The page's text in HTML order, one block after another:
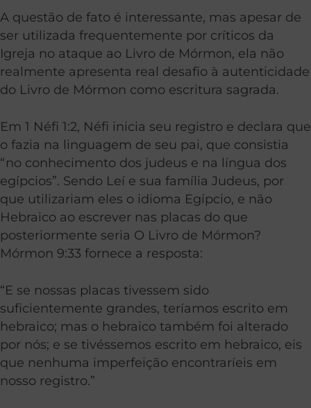
A questão de fato é interessante, mas apesar de
ser utilizada frequentemente por críticos da
Igreja no ataque ao Livro de Mórmon, ela não
realmente apresenta real desafio à autenticidade
do Livro de Mórmon como escritura sagrada.
Em 1 Néfi 1:2, Néfi inicia seu registro e declara que
o fazia na linguagem de seu pai, que consistia
“no conhecimento dos judeus e na língua dos
egípcios”. Sendo Leí e sua família Judeus, por
que utilizariam eles o idioma Egípcio, e não
Hebraico ao escrever nas placas do que
posteriormente seria O Livro de Mórmon?
Mórmon 9:33 fornece a resposta:
“E se nossas placas tivessem sido
suficientemente grandes, teríamos escrito em
hebraico; mas o hebraico também foi alterado
por nós; e se tivéssemos escrito em hebraico, eis
que nenhuma imperfeição encontraríeis em
nosso registro.”